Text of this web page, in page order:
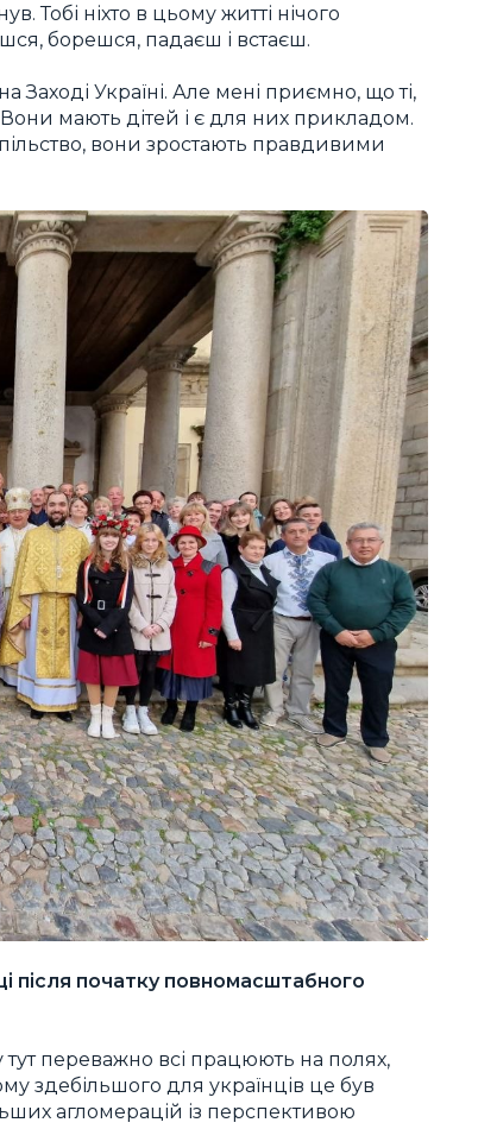
Тобі ніхто в цьому житті нічого
борешся, падаєш і встаєш.
Україні. Але мені приємно, що ті,
мають дітей і є для них прикладом.
вони зростають правдивими
після початку повномасштабного
переважно всі працюють на полях,
здебільшого для українців це був
агломерацій із перспективою